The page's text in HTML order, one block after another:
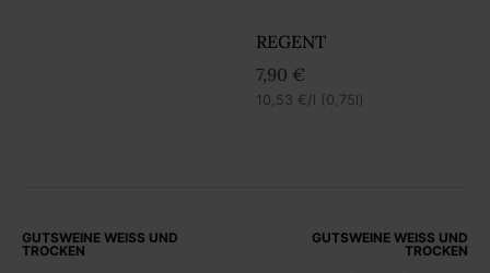
REGENT
7,90 €
10,53 € /l (0,75l)
GUTSWEINE WEISS UND T
ROCKEN
GUTSWEINE WEISS UND T
ROCKEN